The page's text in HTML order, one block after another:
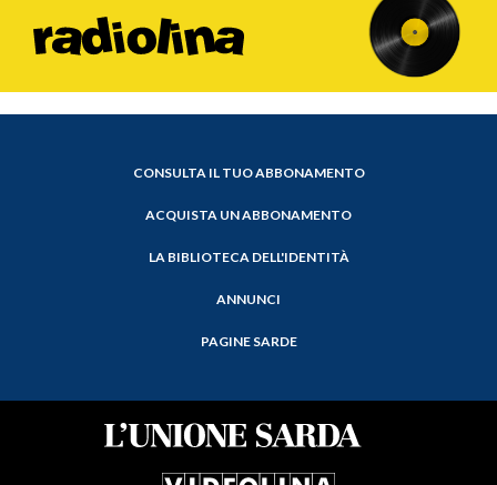
CONSULTA IL TUO ABBONAMENTO
ACQUISTA UN ABBONAMENTO
LA BIBLIOTECA DELL'IDENTITÀ
ANNUNCI
PAGINE SARDE